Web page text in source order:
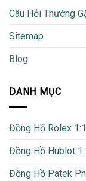
Câu Hỏi Thường
Sitemap
Blog
DANH MỤC
Đồng Hồ Rolex 1:1
Đồng Hồ Hublot
Đồng Hồ Patek